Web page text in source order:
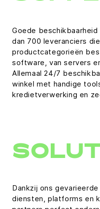
Goede
dan 700 leveranciers
productcategorieën
software, van servers
Allemaal 24/7
winkel met handige
kredietverwerking en
Dankzij ons
diensten, platforms en